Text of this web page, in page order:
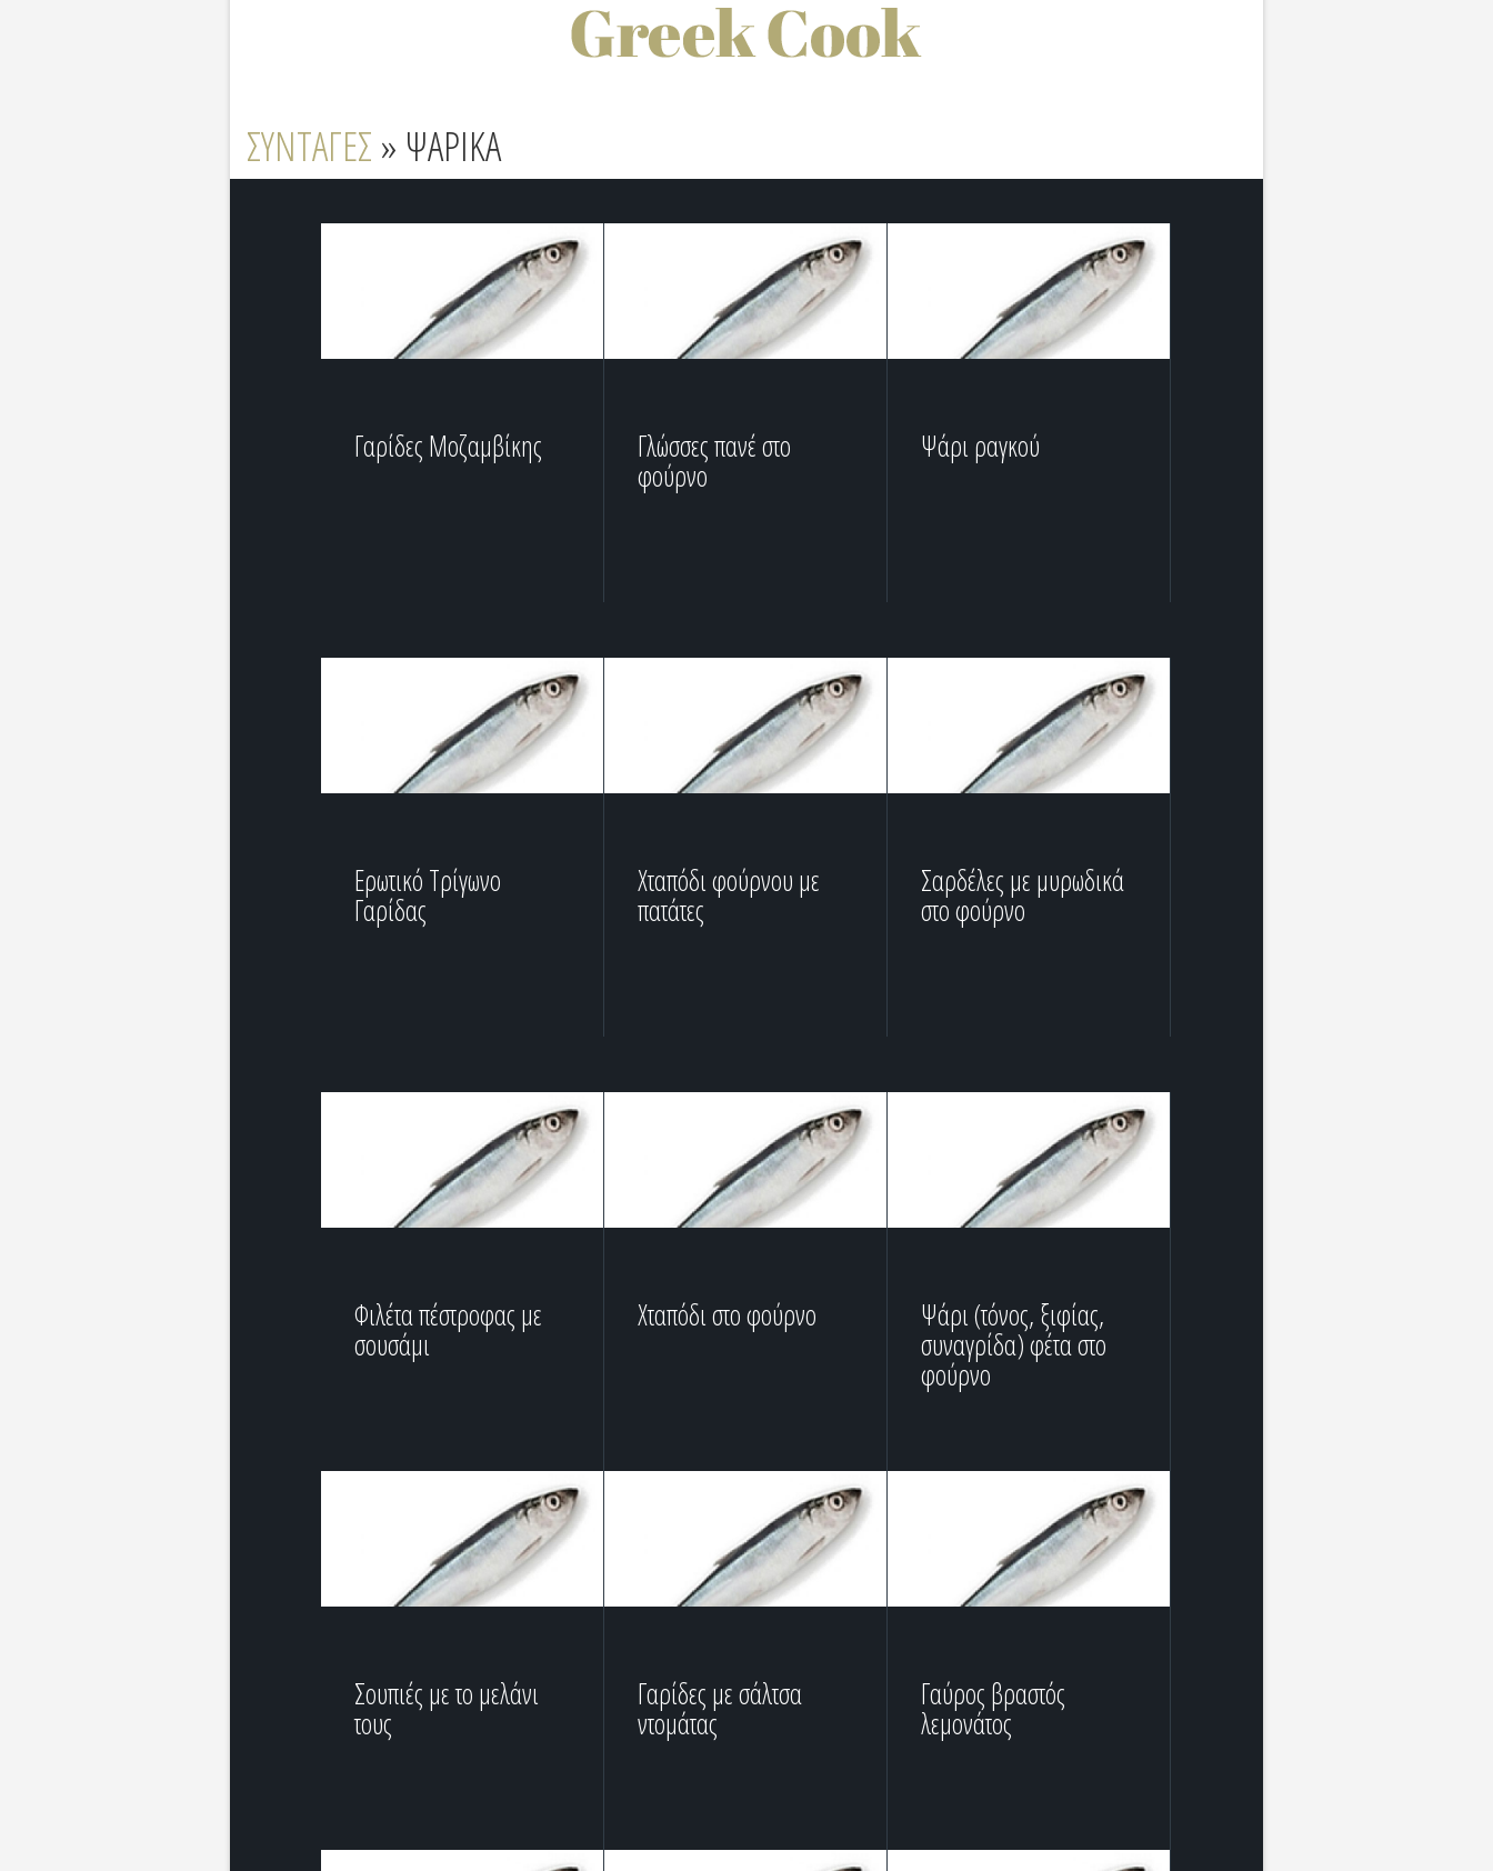
ΣΥΝΤΑΓΕΣ » ΨΑΡΙΚΑ
Γαρίδες Μοζαμβίκης Γλώσσες πανέ στο
φούρνο
Ψάρι ραγκού
Ερωτικό Τρίγωνο
Γαρίδας
Χταπόδι φούρνου με
πατάτες
Σαρδέλες με μυρωδικά
στο φούρνο
Φιλέτα πέστροφας με
σουσάμι
Χταπόδι στο φούρνο Ψάρι (τόνος, ξιφίας,
συναγρίδα) φέτα στο
φούρνο
Σουπιές με το μελάνι
τους
Γαρίδες με σάλτσα
ντομάτας
Γαύρος βραστός
λεμονάτος